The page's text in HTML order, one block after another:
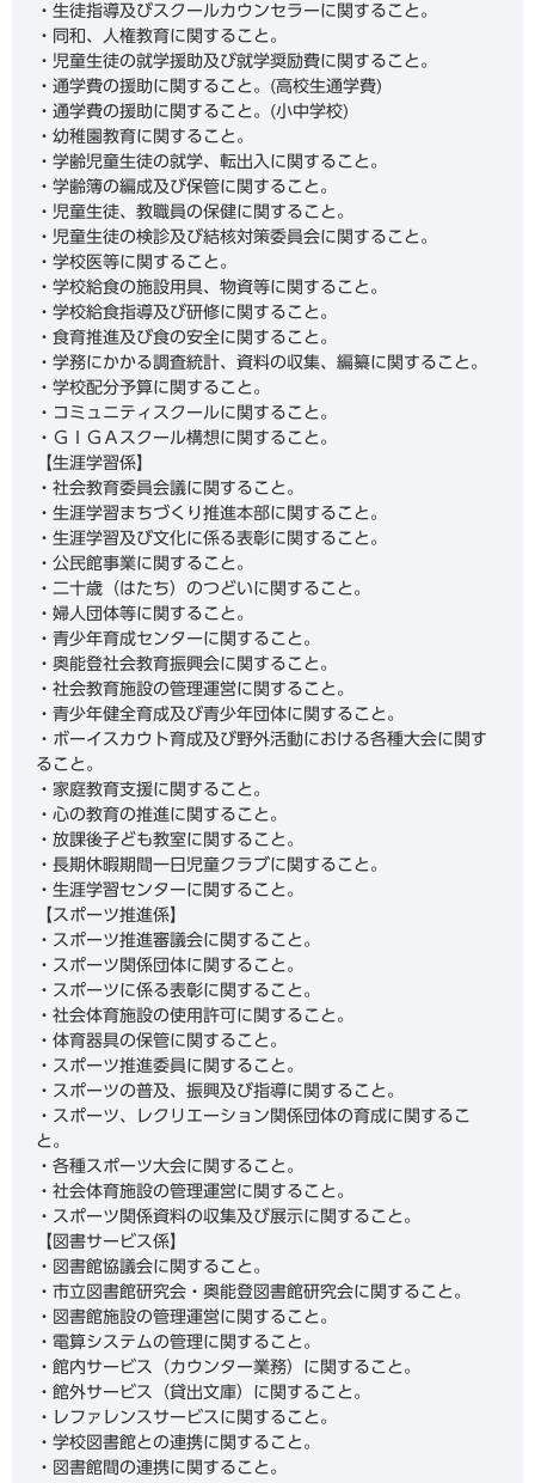
・生徒指導及びスクールカウンセラーに関すること。
・同和、人権教育に関すること。
・児童生徒の就学援助及び就学奨励費に関すること。
・通学費の援助に関すること。(高校生通学費)
・通学費の援助に関すること。(小中学校)
・幼稚園教育に関すること。
・学齢児童生徒の就学、転出入に関すること。
・学齢簿の編成及び保管に関すること。
・児童生徒、教職員の保健に関すること。
・児童生徒の検診及び結核対策委員会に関すること。
・学校医等に関すること。
・学校給食の施設用具、物資等に関すること。
・学校給食指導及び研修に関すること。
・食育推進及び食の安全に関すること。
・学務にかかる調査統計、資料の収集、編纂に関すること。
・学校配分予算に関すること。
・コミュニティスクールに関すること。
・ＧＩＧＡスクール構想に関すること。
【生涯学習係】
・社会教育委員会議に関すること。
・生涯学習まちづくり推進本部に関すること。
・生涯学習及び文化に係る表彰に関すること。
・公民館事業に関すること。
・二十歳（はたち）のつどいに関すること。
・婦人団体等に関すること。
・青少年育成センターに関すること。
・奥能登社会教育振興会に関すること。
・社会教育施設の管理運営に関すること。
・青少年健全育成及び青少年団体に関すること。
・ボーイスカウト育成及び野外活動における各種大会に関す
ること。
・家庭教育支援に関すること。
・心の教育の推進に関すること。
・放課後子ども教室に関すること。
・長期休暇期間一日児童クラブに関すること。
・生涯学習センターに関すること。
【スポーツ推進係】
・スポーツ推進審議会に関すること。
・スポーツ関係団体に関すること。
・スポーツに係る表彰に関すること。
・社会体育施設の使用許可に関すること。
・体育器具の保管に関すること。
・スポーツ推進委員に関すること。
・スポーツの普及、振興及び指導に関すること。
・スポーツ、レクリエーション関係団体の育成に関するこ
と。
・各種スポーツ大会に関すること。
・社会体育施設の管理運営に関すること。
・スポーツ関係資料の収集及び展示に関すること。
【図書サービス係】
・図書館協議会に関すること。
・市立図書館研究会・奥能登図書館研究会に関すること。
・図書館施設の管理運営に関すること。
・電算システムの管理に関すること。
・館内サービス（カウンター業務）に関すること。
・館外サービス（貸出文庫）に関すること。
・レファレンスサービスに関すること。
・学校図書館との連携に関すること。
・図書館間の連携に関すること。